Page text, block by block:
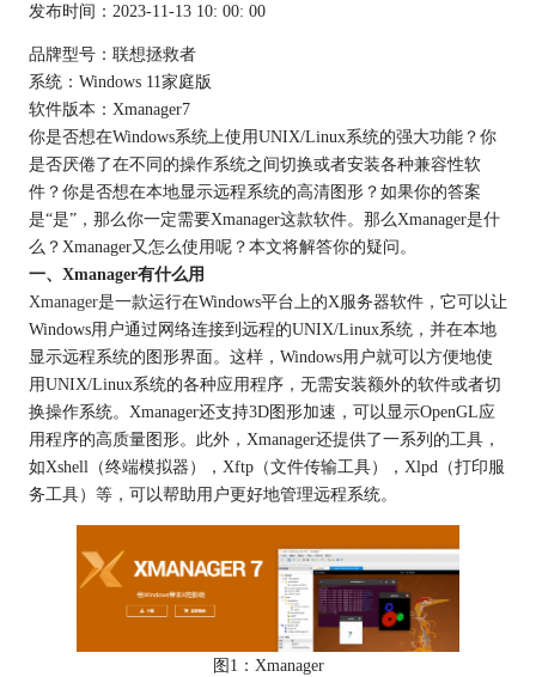
发布时间：2023-11-13 10: 00: 00
品牌型号：联想拯救者
系统：Windows 11家庭版
软件版本：Xmanager7
你是否想在Windows系统上使用UNIX/Linux系统的强大功能？你
是否厌倦了在不同的操作系统之间切换或者安装各种兼容性软
件？你是否想在本地显示远程系统的高清图形？如果你的答案
是“是”，那么你一定需要Xmanager这款软件。那么Xmanager是什
么？Xmanager又怎么使用呢？本文将解答你的疑问。
一、Xmanager有什么用
Xmanager是一款运行在Windows平台上的X服务器软件，它可以让
Windows用户通过网络连接到远程的UNIX/Linux系统，并在本地
显示远程系统的图形界面。这样，Windows用户就可以方便地使
用UNIX/Linux系统的各种应用程序，无需安装额外的软件或者切
换操作系统。Xmanager还支持3D图形加速，可以显示OpenGL应
用程序的高质量图形。此外，Xmanager还提供了一系列的工具，
如Xshell（终端模拟器），Xftp（文件传输工具），Xlpd（打印服
务工具）等，可以帮助用户更好地管理远程系统。
图1：Xmanager